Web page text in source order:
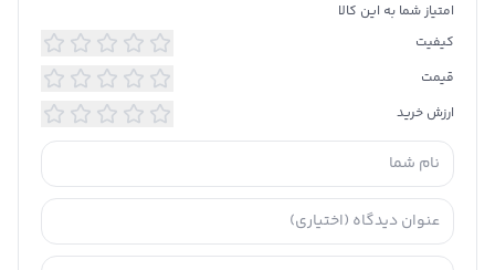
امتیاز شما به این کالا
کیفیت
قیمت
ارزش خرید